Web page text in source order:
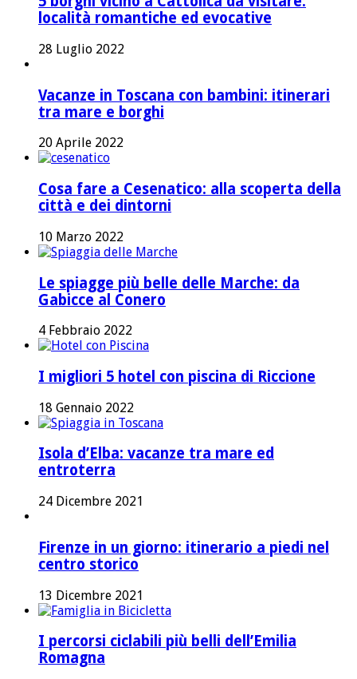
località romantiche ed evocative
28 Luglio 2022
Vacanze in Toscana con bambini: itinerari
tra mare e borghi
20 Aprile 2022
Cosa fare a Cesenatico: alla scoperta della
città e dei dintorni
10 Marzo 2022
Le spiagge più belle delle Marche: da
Gabicce al Conero
4 Febbraio 2022
I migliori 5 hotel con piscina di Riccione
18 Gennaio 2022
Isola d’Elba: vacanze tra mare ed
entroterra
24 Dicembre 2021
Firenze in un giorno: itinerario a piedi nel
centro storico
13 Dicembre 2021
I percorsi ciclabili più belli dell’Emilia
Romagna